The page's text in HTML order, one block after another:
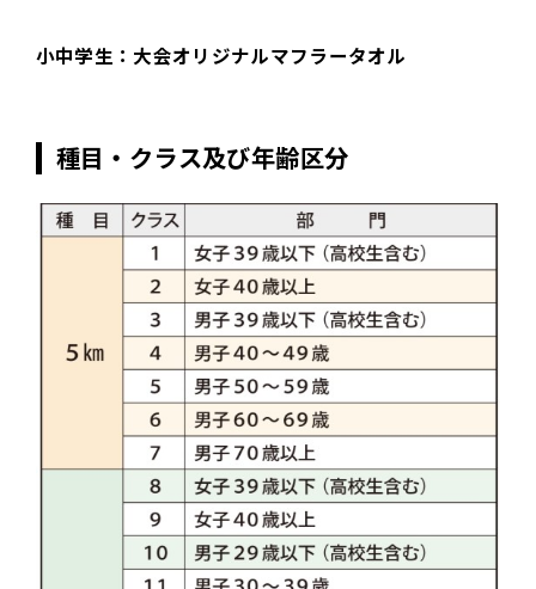
小中学生：大会オリジナルマフラータオル
種目・クラス及び年齢区分